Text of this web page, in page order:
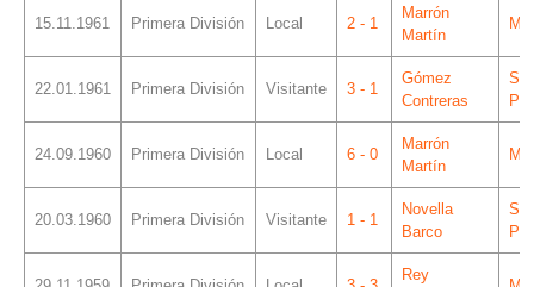
15.11.1961 Primera División Local 2 - 1
Marrón
Martín
22.01.1961 Primera División Visitante 3 - 1
Gómez
Contreras
24.09.1960 Primera División Local 6 - 0
Marrón
Martín
20.03.1960 Primera División Visitante 1 - 1
Novella
Barco
Rey